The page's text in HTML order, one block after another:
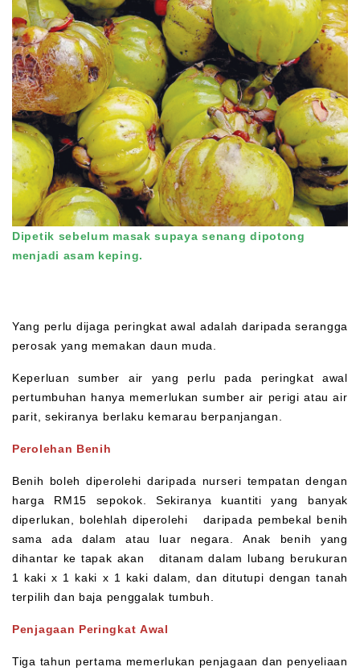
Dipetik sebelum masak supaya senang dipotong
menjadi asam keping.
Yang perlu dijaga peringkat awal adalah daripada serangga
perosak yang memakan daun muda.
Keperluan sumber air yang perlu pada peringkat awal
pertumbuhan hanya memerlukan sumber air perigi atau air
parit, sekiranya berlaku kemarau berpanjangan.
Perolehan Benih
Benih boleh diperolehi daripada nurseri tempatan dengan
harga RM15 sepokok. Sekiranya kuantiti yang banyak
diperlukan, bolehlah diperolehi daripada pembekal benih
sama ada dalam atau luar negara. Anak benih yang
dihantar ke tapak akan ditanam dalam lubang berukuran
1 kaki x 1 kaki x 1 kaki dalam, dan ditutupi dengan tanah
terpilih dan baja penggalak tumbuh.
Penjagaan Peringkat Awal
Tiga tahun pertama memerlukan penjagaan dan penyeliaan